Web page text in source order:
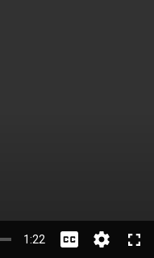
1:22